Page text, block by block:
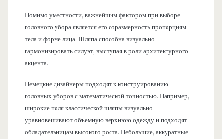
Помимо уместности, важнейшим фактором при выборе
головного убора является его соразмерность пропорциям
тела и форме лица. Шляпа способна визуально
гармонизировать силуэт, выступая в роли архитектурного
акцента.
Немецкие дизайнеры подходят к конструированию
головных уборов с математической точностью. Например,
широкие поля классической шляпы визуально
уравновешивают объемную верхнюю одежду и подходят
обладательницам высокого роста. Небольшие, аккуратные